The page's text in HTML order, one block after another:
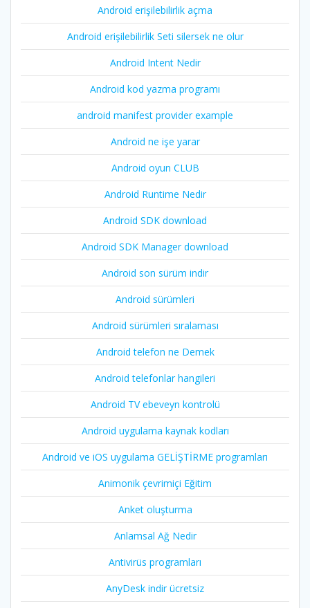
Android erişilebilirlik açma
Android erişilebilirlik Seti silersek ne olur
Android Intent Nedir
Android kod yazma programı
android manifest provider example
Android ne işe yarar
Android oyun CLUB
Android Runtime Nedir
Android SDK download
Android SDK Manager download
Android son sürüm indir
Android sürümleri
Android sürümleri sıralaması
Android telefon ne Demek
Android telefonlar hangileri
Android TV ebeveyn kontrolü
Android uygulama kaynak kodları
Android ve iOS uygulama GELİŞTİRME programları
Animonik çevrimiçi Eğitim
Anket oluşturma
Anlamsal Ağ Nedir
Antivirüs programları
AnyDesk indir ücretsiz